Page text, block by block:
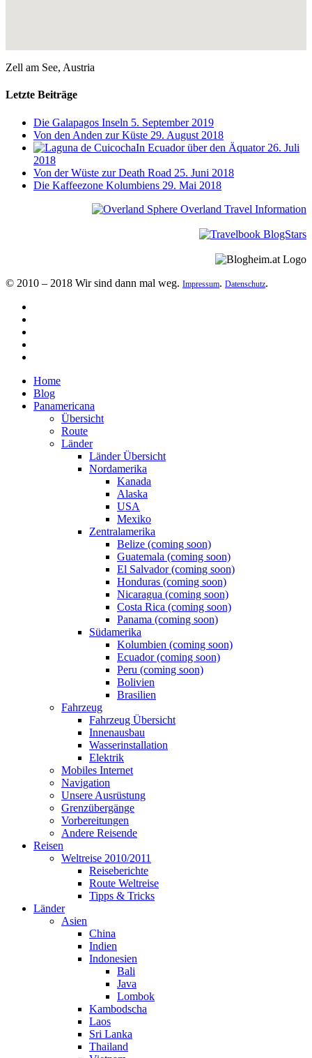
Zell am See, Austria
Letzte Beiträge
Die Galapagos Inseln 5. September 2019
Von den Anden zur Küste 29. August 2018
In Ecuador über den Äquator 26. Juli
2018
Von der Wüste zur Death Road 25. Juni 2018
Die Kaffeezone Kolumbiens 29. Mai 2018
© 2010 – 2018 Wir sind dann mal weg. Impressum. Datenschutz.
Home
Blog
Panamericana
Übersicht
Route
Länder
Länder Übersicht
Nordamerika
Kanada
Alaska
USA
Mexiko
Zentralamerika
Belize (coming soon)
Guatemala (coming soon)
El Salvador (coming soon)
Honduras (coming soon)
Nicaragua (coming soon)
Costa Rica (coming soon)
Panama (coming soon)
Südamerika
Kolumbien (coming soon)
Ecuador (coming soon)
Peru (coming soon)
Bolivien
Brasilien
Fahrzeug
Fahrzeug Übersicht
Innenausbau
Wasserinstallation
Elektrik
Mobiles Internet
Navigation
Unsere Ausrüstung
Grenzübergänge
Vorbereitungen
Andere Reisende
Reisen
Weltreise 2010/2011
Reiseberichte
Route Weltreise
Tipps & Tricks
Länder
Asien
China
Indien
Indonesien
Bali
Java
Lombok
Kambodscha
Laos
Sri Lanka
Thailand